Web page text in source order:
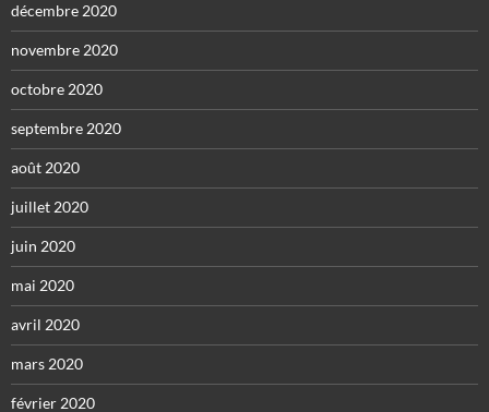
décembre 2020
novembre 2020
octobre 2020
septembre 2020
août 2020
juillet 2020
juin 2020
mai 2020
avril 2020
mars 2020
février 2020